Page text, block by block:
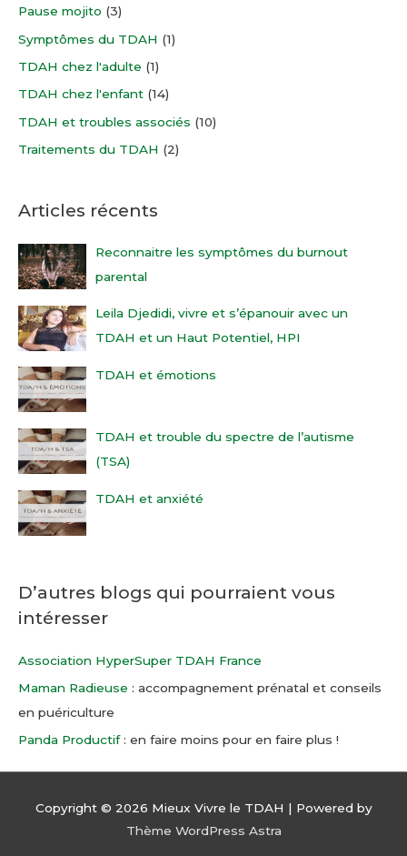
Pause mojito (3)
Symptômes du TDAH (1)
TDAH chez l'adulte (1)
TDAH chez l'enfant (14)
TDAH et troubles associés (10)
Traitements du TDAH (2)
Articles récents
Reconnaitre les symptômes du burnout
parental
Leila Djedidi, vivre et s’épanouir avec un
TDAH et un Haut Potentiel, HPI
TDAH et émotions
TDAH et trouble du spectre de l’autisme
(TSA)
TDAH et anxiété
D’autres blogs qui pourraient vous
intéresser
Association HyperSuper TDAH France
Maman Radieuse : accompagnement prénatal et conseils
en puériculture
Panda Productif: en faire moins pour en faire plus !
Copyright © 2026 Mieux Vivre le TDAH | Powered by
Thème WordPress Astra